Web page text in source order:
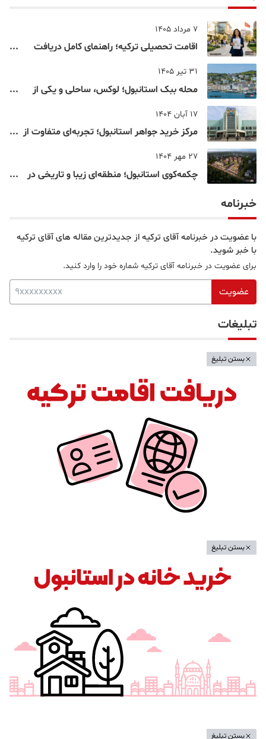
7 مرداد 1405
اقامت تحصیلی ترکیه؛ راهنمای کامل دریافت
31 تیر 1405
محله ببک استانبول؛ لوکس، ساحلی و یکی از
17 آبان 1404
مرکز خرید جواهر استانبول؛ تجربه‌ای متفاوت از
27 مهر 1404
چکمه‌کوی استانبول؛ منطقه‌ای زیبا و تاریخی در
خبرنامه
با عضویت در خبرنامه آقای ترکیه از جدیدترین مقاله های آقای ترکیه
با خبر شوید.
برای عضویت در خبرنامه آقای ترکیه شماره خود را وارد کنید.
عضویت
تبلیغات
بستن تبلیغ
بستن تبلیغ
بستن تبلیغ